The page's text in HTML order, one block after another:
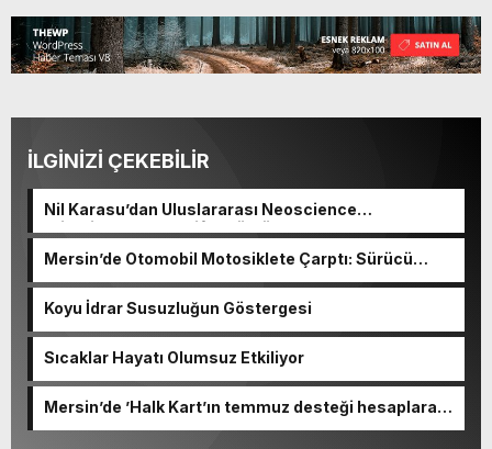
İLGİNİZİ ÇEKEBİLİR
Nil Karasu’dan Uluslararası Neoscience
Olimpiyatları’nda Çifte Gümüş Madalya
Mersin’de Otomobil Motosiklete Çarptı: Sürücü
Koyu İdrar Susuzluğun Göstergesi
Sıcaklar Hayatı Olumsuz Etkiliyor
Mersin’de ’Halk Kart’ın temmuz desteği hesaplara